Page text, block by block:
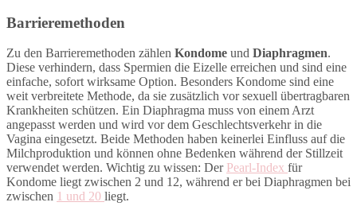
Barrieremethoden
Zu den Barrieremethoden zählen Kondome und Diaphragmen.
Diese verhindern, dass Spermien die Eizelle erreichen und sind eine
einfache, sofort wirksame Option. Besonders Kondome sind eine
weit verbreitete Methode, da sie zusätzlich vor sexuell übertragbaren
Krankheiten schützen. Ein Diaphragma muss von einem Arzt
angepasst werden und wird vor dem Geschlechtsverkehr in die
Vagina eingesetzt. Beide Methoden haben keinerlei Einfluss auf die
Milchproduktion und können ohne Bedenken während der Stillzeit
verwendet werden. Wichtig zu wissen: Der Pearl-Index für
Kondome liegt zwischen 2 und 12, während er bei Diaphragmen bei
zwischen 1 und 20 liegt.